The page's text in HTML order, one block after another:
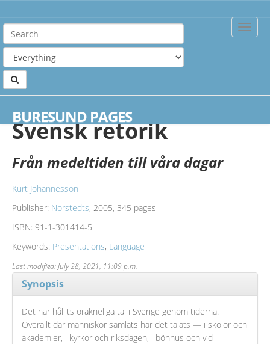
Toggle
BURESUND PAGES
Svensk retorik
Från medeltiden till våra dagar
Kurt Johannesson
Publisher: Norstedts, 2005, 345 pages
ISBN: 91-1-301414-5
Keywords: Presentations, Language
Last modified: July 28, 2021, 11:09 p.m.
Synopsis
Det har hållits oräkneliga tal i Sverige genom tiderna.
Överallt där människor samlats har det talats — i skolor och
akademier, i kyrkor och riksdagen, i bönhus och vid